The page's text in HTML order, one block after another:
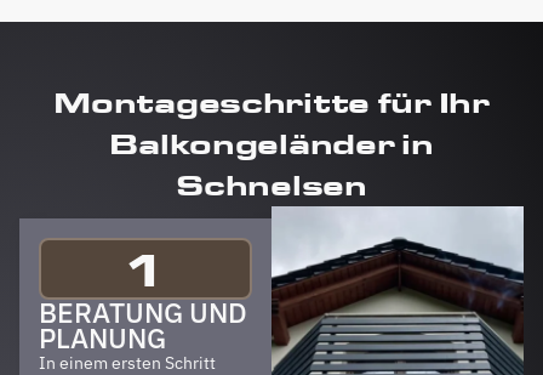
Montageschritte für Ihr
Balkongeländer in
Schnelsen
1
BERATUNG UND
PLANUNG
In einem ersten Schritt